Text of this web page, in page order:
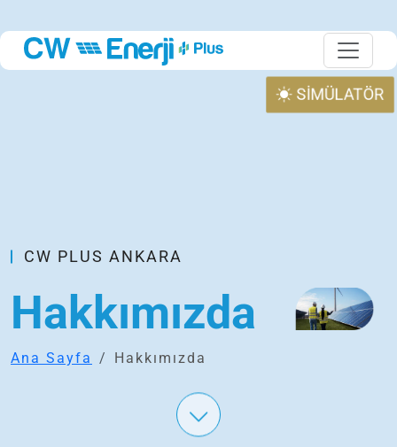
SİMÜLATÖR
CW PLUS ANKARA
Hakkımızda
Ana Sayfa Hakkımızda